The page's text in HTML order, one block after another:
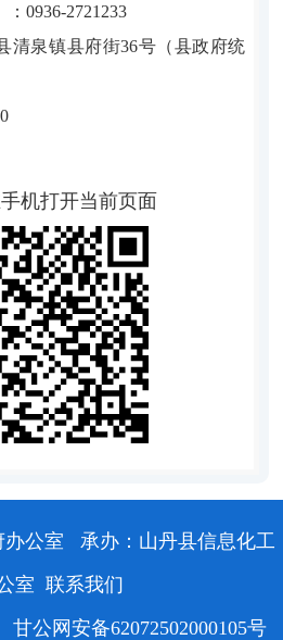
0936-2721233
清泉镇县府街36号（县政府统
机打开当前页面
办公室
承办：山丹县信息化工
室 联系我们
甘公网安备62072502000105号